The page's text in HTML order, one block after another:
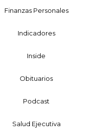
Finanzas Personales
Indicadores
Inside
Obituarios
Podcast
Salud Ejecutiva